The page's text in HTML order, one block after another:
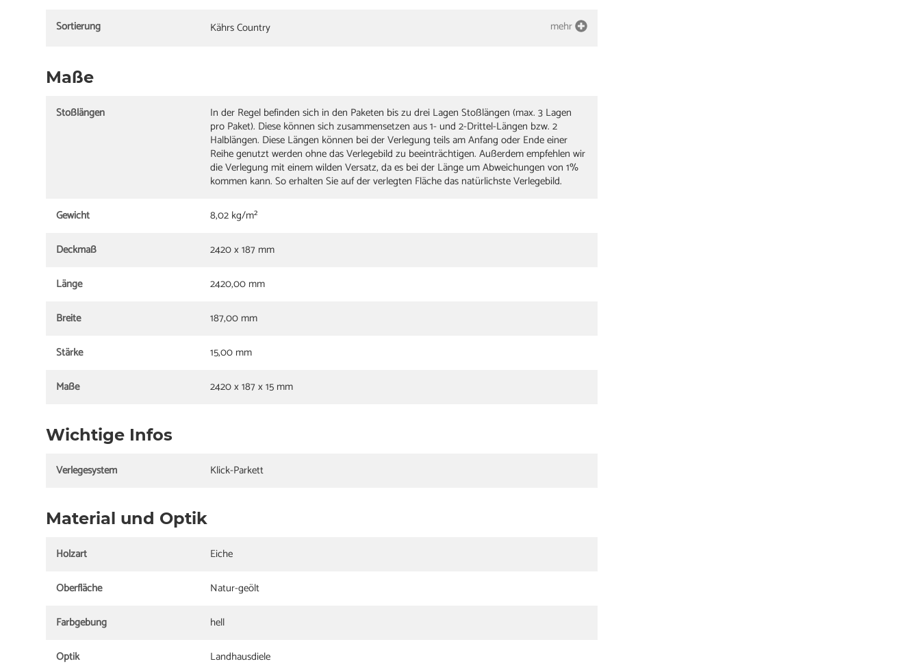
Sortierung Kährs Country mehr
Maße
Stoßlängen
In der Regel befinden sich in den Paketen bis zu drei Lagen Stoßlängen (max. 3 Lagen
pro Paket). Diese können sich zusammensetzen aus 1- und 2-Drittel-Längen bzw. 2
Halblängen. Diese Längen können bei der Verlegung teils am Anfang oder Ende einer
Reihe genutzt werden ohne das Verlegebild zu beeinträchtigen. Außerdem empfehlen wir
die Verlegung mit einem wilden Versatz, da es bei der Länge um Abweichungen von 1%
kommen kann. So erhalten Sie auf der verlegten Fläche das natürlichste Verlegebild.
Gewicht
8,02 kg/m²
Deckmaß
2420 x 187 mm
Länge
2420,00 mm
Breite
187,00 mm
Stärke
15,00 mm
Maße
2420 x 187 x 15 mm
Wichtige Infos
Verlegesystem Klick-Parkett
Material und Optik
Holzart
Eiche
Oberfläche
Natur-geölt
Farbgebung
hell
Optik
Landhausdiele